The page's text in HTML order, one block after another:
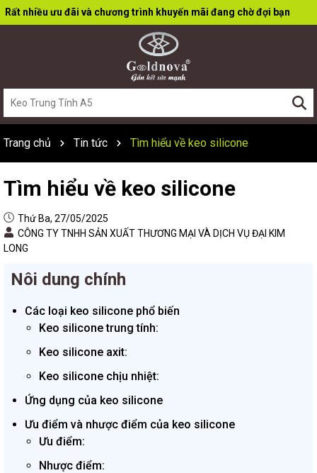
Rất nhiều ưu đãi và chương trình khuyến mãi đang chờ đợi bạn
Trang chủ Tin tức Tìm hiểu về keo silicone
Tìm hiểu về keo silicone
Thứ Ba, 27/05/2025
CÔNG TY TNHH SẢN XUẤT THƯƠNG MẠI VÀ DỊCH VỤ ĐẠI KIM
LONG
Nôi dung chính
Các loại keo silicone phổ biến
Keo silicone trung tính:
Keo silicone axit:
Keo silicone chịu nhiệt:
Ứng dụng của keo silicone
Ưu điểm và nhược điểm của keo silicone
Ưu điểm:
Nhược điểm: